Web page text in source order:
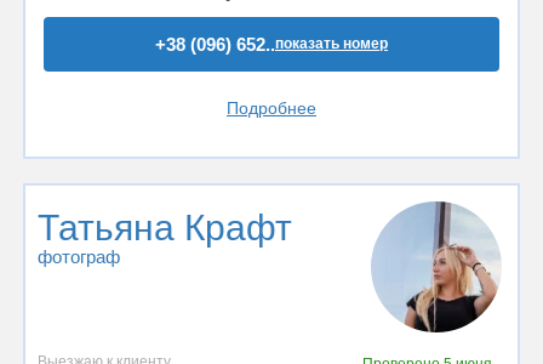
+38 (096) 652..показать номер
Подробнее
Татьяна Крафт
фотограф